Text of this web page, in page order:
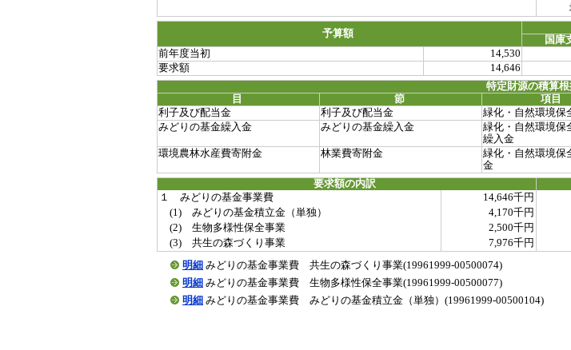
堺第
予算額
国庫
前年度当初
14,530
要求額
14,646
特定財源の積算根
目
節 項目
利子及び配当金
利子及び配当金 緑化・自然環境保
みどりの基金繰入金
みどりの基金繰入金
緑化・自然環境保
繰入金
環境農林水産費寄附金 林業費寄附金
緑化・自然環境保
金
要求額の内訳
１ みどりの基金事業費
14,646千円
(1) みどりの基金積立金（単独）
4,170千円
(2) 生物多様性保全事業
2,500千円
(3) 共生の森づくり事業
7,976千円
明細 みどりの基金事業費 共生の森づくり事業(19961999-00500074)
明細 みどりの基金事業費 生物多様性保全事業(19961999-00500077)
明細 みどりの基金事業費 みどりの基金積立金（単独）(19961999-00500104)